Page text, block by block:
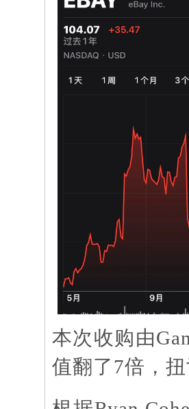
本次收购由
值翻了7倍，扭